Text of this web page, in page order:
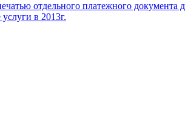
отдельного платежного
в 2013г.